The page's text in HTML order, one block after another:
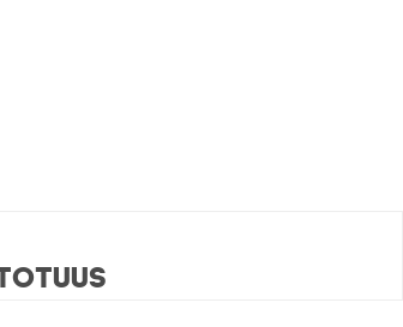
totuus